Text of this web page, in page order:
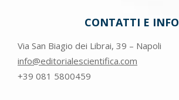
CONTATTI E INFO
Via San Biagio dei Librai, 39 – Napoli
info@editorialescientifica.com
+39 081 5800459